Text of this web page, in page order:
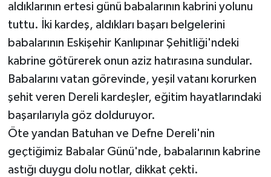
aldıklarının ertesi günü babalarının kabrini yolunu
tuttu. İki kardeş, aldıkları başarı belgelerini
babalarının Eskişehir Kanlıpınar Şehitliği'ndeki
kabrine götürerek onun aziz hatırasına sundular.
Babalarını vatan görevinde, yeşil vatanı korurken
şehit veren Dereli kardeşler, eğitim hayatlarındaki
başarılarıyla göz dolduruyor.
Öte yandan Batuhan ve Defne Dereli'nin
geçtiğimiz Babalar Günü'nde, babalarının kabrine
astığı duygu dolu notlar, dikkat çekti.